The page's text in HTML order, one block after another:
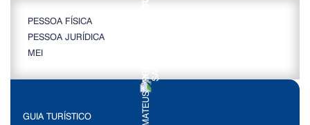
PESSOA FÍSICA
PESSOA JURÍDICA
MEI
GUIA TURÍSTICO